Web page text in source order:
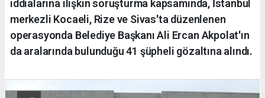
iddialarına ilişkin soruşturma kapsamında, İstanbul
merkezli Kocaeli, Rize ve Sivas'ta düzenlenen
operasyonda Belediye Başkanı Ali Ercan Akpolat'ın
da aralarında bulunduğu 41 şüpheli gözaltına alındı.